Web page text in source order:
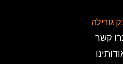
גורילה
קשר